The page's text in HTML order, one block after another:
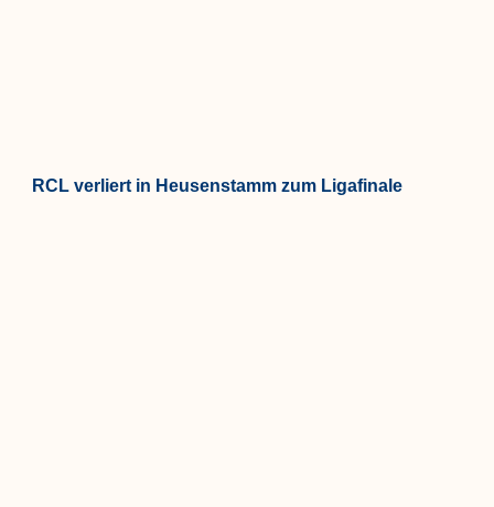
RCL verliert in Heusenstamm zum Ligafinale